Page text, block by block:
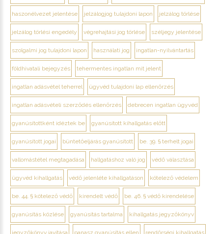
haszonélvezet jelentése jelzálogjog tulajdoni lapon jelzálog törlése
jelzálog törlési engedély végrehajtási jog törlése széljegy jelentése
szolgalmi jog tulajdoni lapon használati jog ingatlan-nyilvántartás
földhivatali bejegyzés tehermentes ingatlan mit jelent
ingatlan adásvétel teherrel ügyvéd tulajdoni lap ellenőrzés
ingatlan adásvételi szerződés ellenőrzés debrecen ingatlan ügyvéd
gyanúsítottként idéztek be gyanúsított kihallgatás előtt
gyanúsított jogai büntetőeljárás gyanúsított be. 39. § terhelt jogai
vallomástétel megtagadása hallgatáshoz való jog védő választása
ügyvéd kihallgatás védő jelenléte kihallgatáson kötelező védelem
be. 44. § kötelező védő kirendelt védő be. 46. § védő kirendelése
gyanúsítás közlése gyanúsítás tartalma kihallgatás jegyzőkönyv